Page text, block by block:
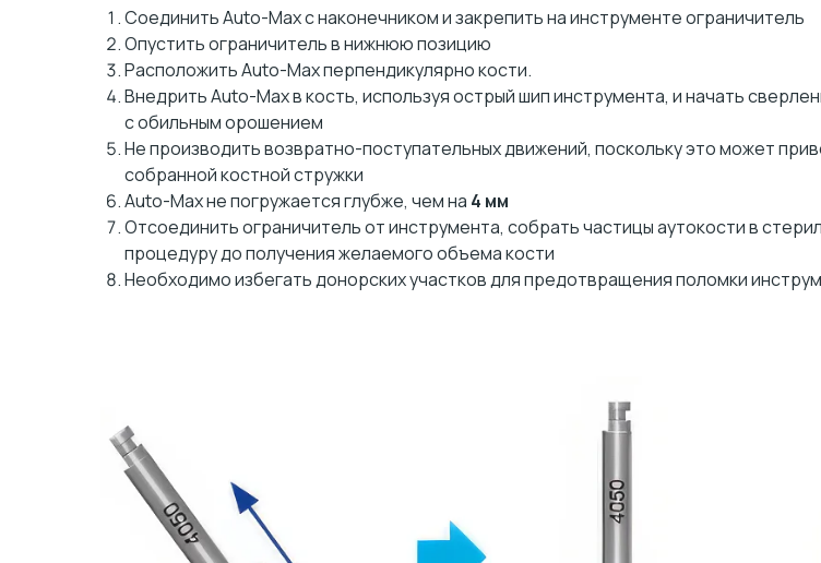
Соединить Auto-Max с наконечником и закрепить на инструменте ограничитель
Опустить ограничитель в нижнюю позицию
Расположить Auto-Max перпендикулярно кости.
Внедрить Auto-Max в кость, используя острый шип инструмента, и начать
с обильным орошением
Не производить возвратно-поступательных движений, поскольку это может
собранной костной стружки
Auto-Max не погружается глубже, чем на 4 мм
Отсоединить ограничитель от инструмента, собрать частицы аутокости в
процедуру до получения желаемого объема кости
Необходимо избегать донорских участков для предотвращения поломки